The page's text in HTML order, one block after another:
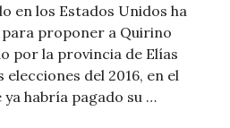
en los Estados Unidos ha
proponer a Quirino
por la provincia de Elías
del 2016, en el
habría pagado su …